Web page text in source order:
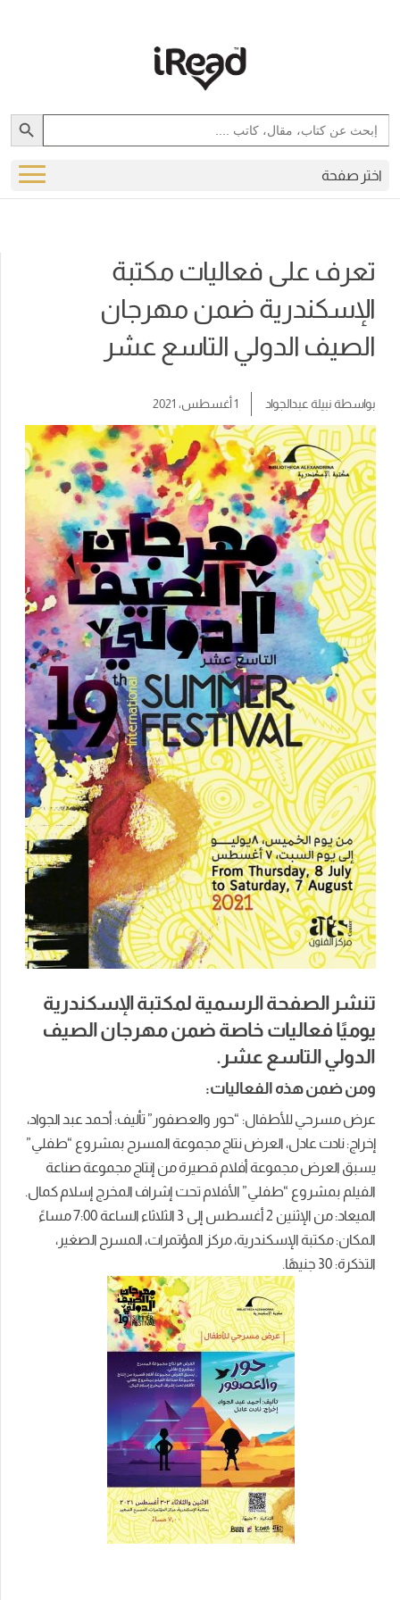
Search
for:
Search Button
اختر صفحة
تعرف على فعاليات مكتبة
الإسكندرية ضمن مهرجان
الصيف الدولي التاسع عشر
بواسطةنبيلة عبدالجواد 1 أغسطس، 2021
تنشر الصفحة الرسمية لمكتبة الإسكندرية
يوميًا فعاليات خاصة ضمن مهرجان الصيف
الدولي التاسع عشر.
ومن ضمن هذه الفعاليات:
عرض مسرحي للأطفال: “حور والعصفور” تأليف: أحمد عبد الجواد،
إخراج: نادت عادل، العرض نتاج مجموعة المسرح بمشروع “طفلي”
يسبق العرض مجموعة أفلام قصيرة من إنتاج مجموعة صناعة
الفيلم بمشروع “طفلي” الأفلام تحت إشراف المخرج إسلام كمال.
الميعاد: من الإثنين 2 أغسطس إلى 3 الثلاثاء الساعة 7:00 مساءً
المكان: مكتبة الإسكندرية، مركز المؤتمرات، المسرح الصغير،
التذكرة: 30 جنيهًا.